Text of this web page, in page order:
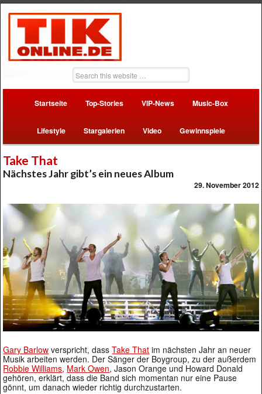
Startseite Top-Stories VIP-News Music-Box
Lifestyle Stargalerien Video Gewinnspiele
Take That
Nächstes Jahr gibt’s ein neues Album
29. November 2012
Gary Barlow verspricht, dassTake That im nächsten Jahr an neuer
Musik arbeiten werden. Der Sänger der Boygroup, zu der außerdem
Robbie Williams, Mark Owen, Jason Orange und Howard Donald
gehören, erklärt, dass die Band sich momentan nur eine Pause
gönnt, um danach wieder richtig durchzustarten.